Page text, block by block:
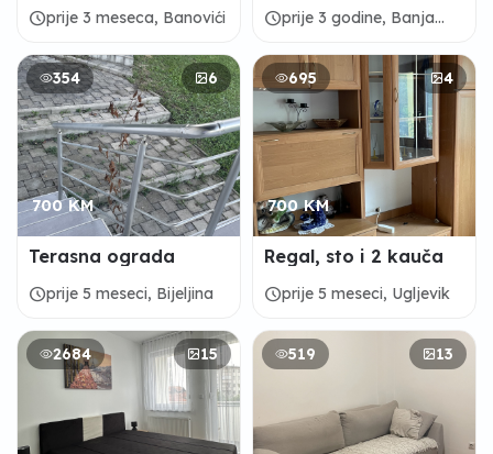
Z15 420 kh
scheduleprije 3 meseca, Banovići
scheduleprije 3 godine, Banja
354
6
700 KM
Terasna ograda
scheduleprije 5 meseci, Bijeljina
695 4
700 KM
Regal, sto i 2 kauča
scheduleprije 5 meseci, Ugljevik
2684 15 519 13